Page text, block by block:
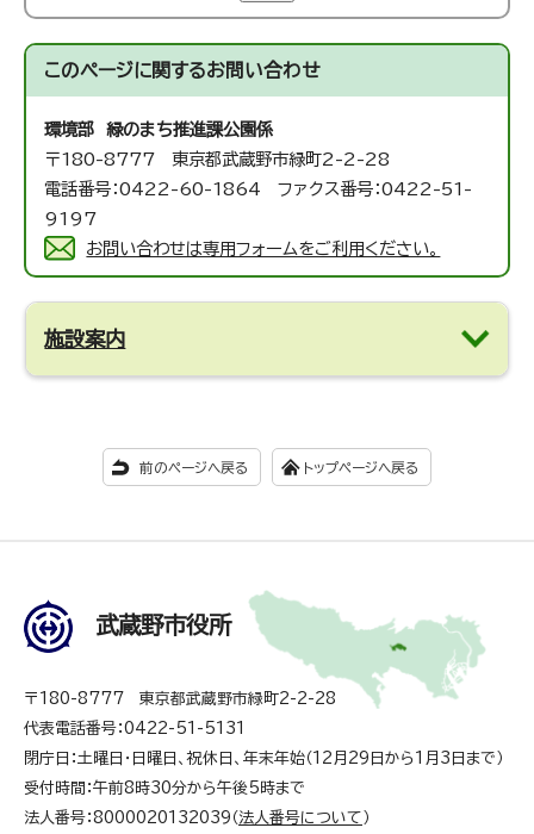
このページに関するお問い合わせ
環境部 緑のまち推進課公園係
〒180-8777 東京都武蔵野市緑町2-2-28
電話番号：0422-60-1864 ファクス番号：0422-51-
9197
お問い合わせは専用フォームをご利用ください。
施設案内
前のページへ戻る トップページへ戻る
武蔵野市役所
〒180-8777 東京都武蔵野市緑町2-2-28
代表電話番号：0422-51-5131
閉庁日：土曜日・日曜日、祝休日、年末年始（12月29日から1月3日まで）
受付時間：午前8時30分から午後5時まで
法人番号：8000020132039（ 法人番号について ）